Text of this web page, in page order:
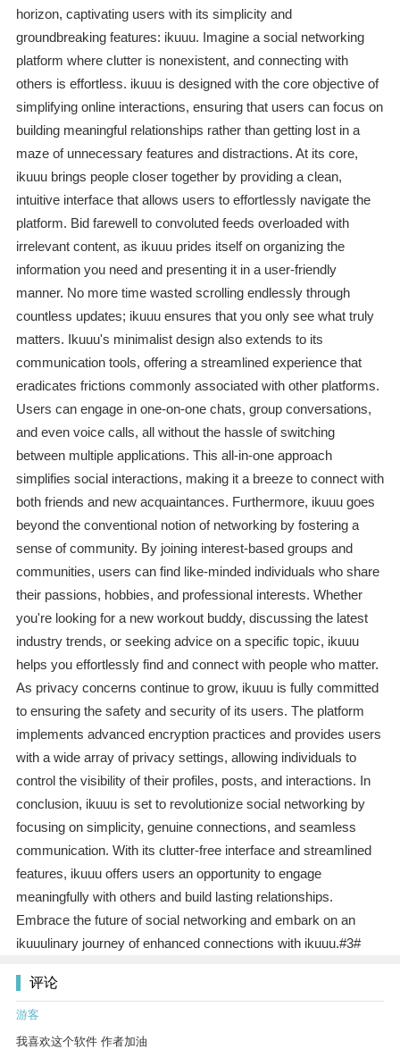
horizon, captivating users with its simplicity and
groundbreaking features: ikuuu. Imagine a social networking
platform where clutter is nonexistent, and connecting with
others is effortless. ikuuu is designed with the core objective of
simplifying online interactions, ensuring that users can focus on
building meaningful relationships rather than getting lost in a
maze of unnecessary features and distractions. At its core,
ikuuu brings people closer together by providing a clean,
intuitive interface that allows users to effortlessly navigate the
platform. Bid farewell to convoluted feeds overloaded with
irrelevant content, as ikuuu prides itself on organizing the
information you need and presenting it in a user-friendly
manner. No more time wasted scrolling endlessly through
countless updates; ikuuu ensures that you only see what truly
matters. Ikuuu's minimalist design also extends to its
communication tools, offering a streamlined experience that
eradicates frictions commonly associated with other platforms.
Users can engage in one-on-one chats, group conversations,
and even voice calls, all without the hassle of switching
between multiple applications. This all-in-one approach
simplifies social interactions, making it a breeze to connect with
both friends and new acquaintances. Furthermore, ikuuu goes
beyond the conventional notion of networking by fostering a
sense of community. By joining interest-based groups and
communities, users can find like-minded individuals who share
their passions, hobbies, and professional interests. Whether
you're looking for a new workout buddy, discussing the latest
industry trends, or seeking advice on a specific topic, ikuuu
helps you effortlessly find and connect with people who matter.
As privacy concerns continue to grow, ikuuu is fully committed
to ensuring the safety and security of its users. The platform
implements advanced encryption practices and provides users
with a wide array of privacy settings, allowing individuals to
control the visibility of their profiles, posts, and interactions. In
conclusion, ikuuu is set to revolutionize social networking by
focusing on simplicity, genuine connections, and seamless
communication. With its clutter-free interface and streamlined
features, ikuuu offers users an opportunity to engage
meaningfully with others and build lasting relationships.
Embrace the future of social networking and embark on an
ikuuulinary journey of enhanced connections with ikuuu.#3#
评论
游客
我喜欢这个软件 作者加油